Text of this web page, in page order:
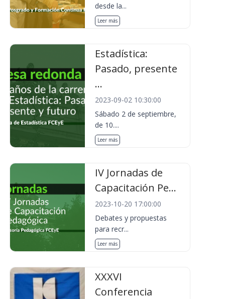
desde la...
Leer más
Estadística:
Pasado, presente
...
2023-09-02 10:30:00
Sábado 2 de septiembre,
de 10....
Leer más
IV Jornadas de
Capacitación Pe...
2023-10-20 17:00:00
Debates y propuestas
para recr...
Leer más
XXXVI
Conferencia